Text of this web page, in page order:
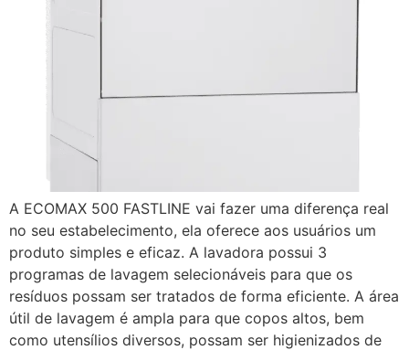
A ECOMAX 500 FASTLINE vai fazer uma diferença real
no seu estabelecimento, ela oferece aos usuários um
produto simples e eficaz. A lavadora possui 3
programas de lavagem selecionáveis para que os
resíduos possam ser tratados de forma eficiente. A área
útil de lavagem é ampla para que copos altos, bem
como utensílios diversos, possam ser higienizados de